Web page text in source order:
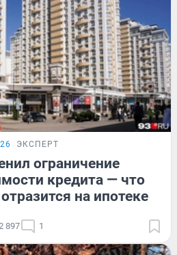
ЭКСПЕРТ
ограничение
кредита — что
на ипотеке
897 1